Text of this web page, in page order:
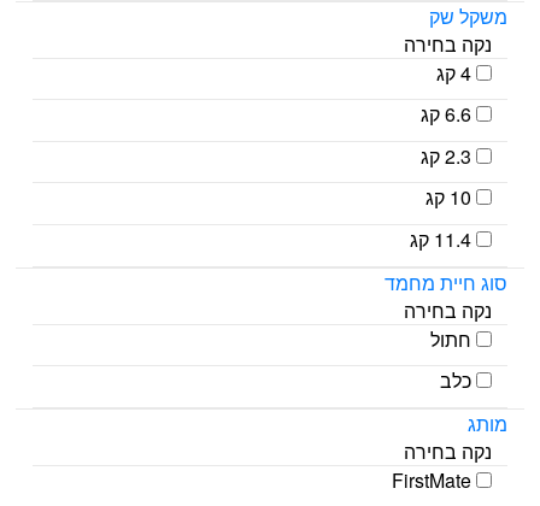
משקל שק
נקה בחירה
4 קג
6.6 קג
2.3 קג
10 קג
11.4 קג
סוג חיית מחמד
נקה בחירה
חתול
כלב
מותג
נקה בחירה
FirstMate